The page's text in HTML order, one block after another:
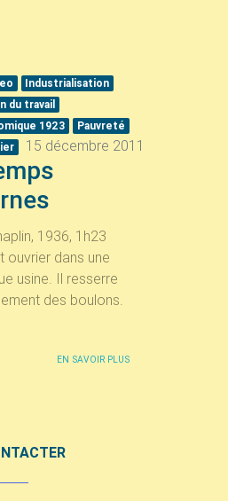
Industrialisation
du travail
1923
Pauvreté
15 décembre 2011
1936, 1h23
ouvrier dans une
usine. Il resserre
des boulons.
EN SAVOIR PLUS